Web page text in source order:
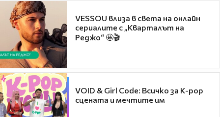
VESSOU влиза в света на онлайн
сериалите с „Кварталът на
Реджо“ 🤩🎬
VOID & Girl Code: Всичко за K-pop
сцената и мечтите им